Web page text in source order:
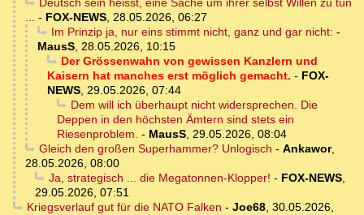
- FOX-NEWS 28.05.2026, 06:27
Im Prinzip ja, nur eins stimmt nicht, ganz und gar nicht: -
MausS 28.05.2026, 10:15
Der Grössenwahn von gewissen Kanzlern und
Kaisern hat manches erst möglich gemacht. - FOX-
NEWS 29.05.2026, 07:44
Dem will ich überhaupt nicht widersprechen. Die
Deppen in den höchsten Ämtern sind stets ein
Riesenproblem. - MausS 29.05.2026, 08:04
Gleich den großen Superhammer? Unlogisch - Ankawor,
28.05.2026, 08:00
Ja, strategisch ... die Megatonnen-Klopper! - FOX-NEWS,
29.05.2026, 07:51
Kriegsverlauf gut für die NATO Falken - Joe68, 30.05.2026,